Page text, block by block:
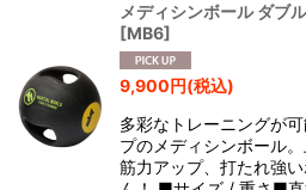
メディシンボール ダブ
[MB6]
9,900円(税込)
多彩なトレーニングが
プのメディシンボール
筋力アップ、打たれ強